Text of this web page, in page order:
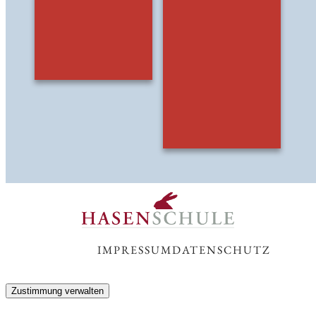
IMPRESSUMDATENSCHUTZ
Zustimmung verwalten